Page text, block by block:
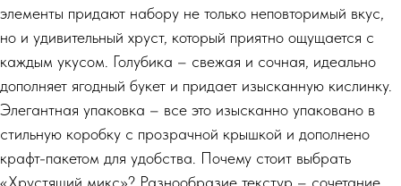
элементы придают набору не только неповторимый вкус,
но и удивительный хруст, который приятно ощущается с
каждым укусом. Голубика – свежая и сочная, идеально
дополняет ягодный букет и придает изысканную кислинку.
Элегантная упаковка – все это изысканно упаковано в
стильную коробку с прозрачной крышкой и дополнено
крафт-пакетом для удобства. Почему стоит выбрать
«Хрустящий микс»? Разнообразие текстур – сочетание